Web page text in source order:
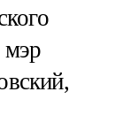
мэр